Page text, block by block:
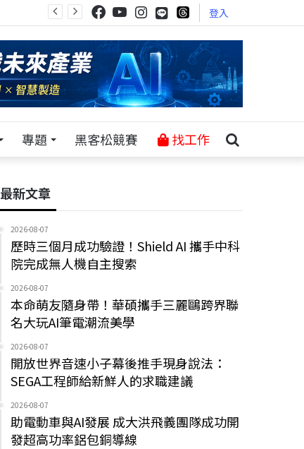
登入
專題 黑客松競賽 找工作
最新文章
2026-08-07
歷時三個月成功驗證！Shield AI 攜手中科
院完成無人機自主搜索
2026-08-07
本命萌友隨身帶！華碩攜手三麗鷗跨界聯
名大玩AI筆電潮流美學
2026-08-07
開放世界音速小子幕後推手現身說法：
SEGA工程師給新鮮人的求職建議
2026-08-07
助電動車與AI發展 成大洪飛義團隊成功開
發超高功率鋁包銅導線